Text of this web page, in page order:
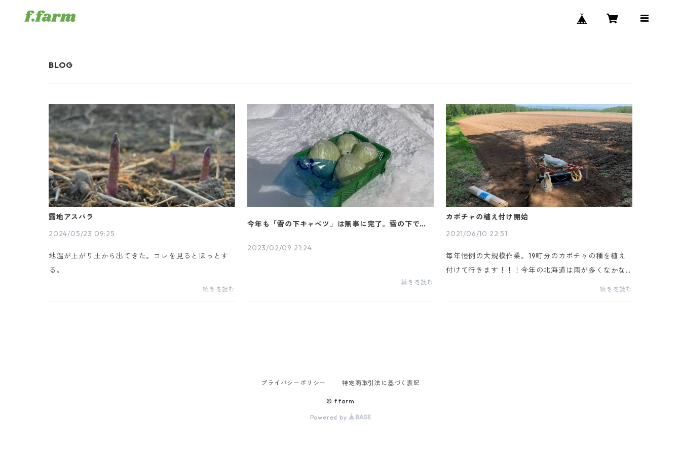
露地アスパラ
2024/05/23 09:25
地温が上がり土から出てきた。コレを見るとほっとす
る。
続きを読む
今年も「雪の下キャベツ」は無事に完了。雪の下で甘
2023/02/09 21:24
続きを読む
カボチャの植え付け開始
2021/06/10 22:51
毎年恒例の大規模作業。19町分のカボチャの種を植え
付けて行きます！！！今年の北海道は雨が多くなかな
か仕事が進みません。 畑作は天気との勝負。1日雨が
続きを読む
プライバシーポリシー 特定商取引法に基づく表記
© f.farm
Powered by